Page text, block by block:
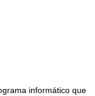
informático que